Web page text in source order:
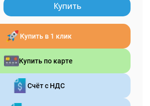
Купить
Купить в 1 клик
Купить по карте
Счёт с НДС